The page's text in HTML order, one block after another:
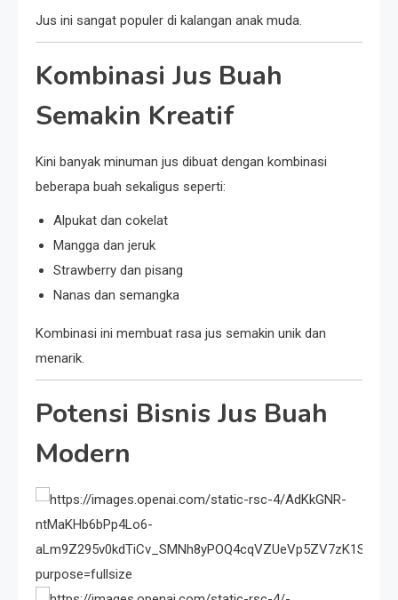
Jus ini sangat populer di kalangan anak muda.
Kombinasi Jus Buah
Semakin Kreatif
Kini banyak minuman jus dibuat dengan kombinasi
beberapa buah sekaligus seperti:
Alpukat dan cokelat
Mangga dan jeruk
Strawberry dan pisang
Nanas dan semangka
Kombinasi ini membuat rasa jus semakin unik dan
menarik.
Potensi Bisnis Jus Buah
Modern